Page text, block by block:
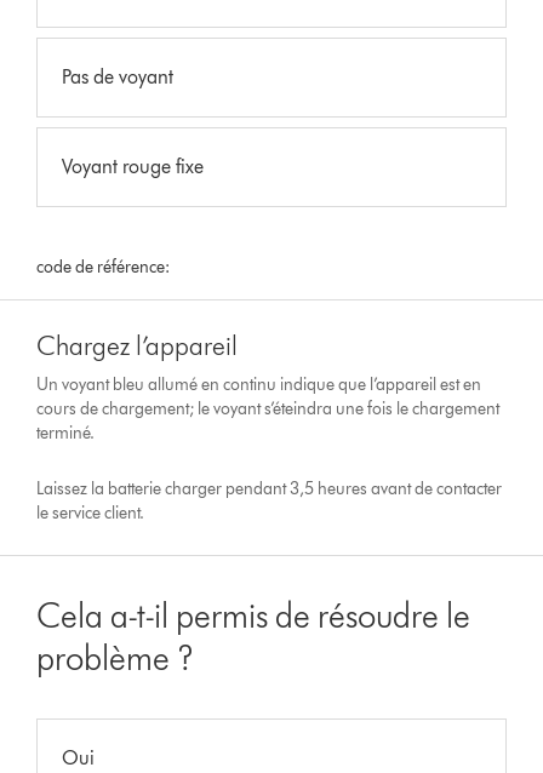
Pas de voyant
Voyant rouge fixe
code de référence:
Chargez l’appareil
Un voyant bleu allumé en continu indique que l’appareil est en
cours de chargement; le voyant s’éteindra une fois le chargement
terminé.
Laissez la batterie charger pendant 3,5 heures avant de contacter
le service client.
Cela a-t-il permis de résoudre le
problème ?
Oui